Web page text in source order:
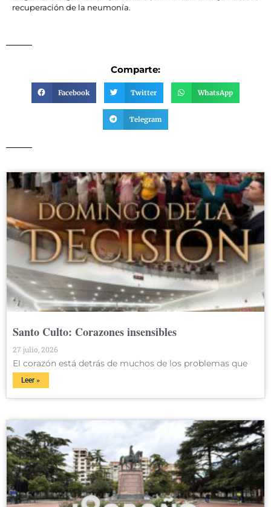
recuperación de la neumonía.
Comparte:
Facebook Twitter WhatsApp
Telegram
Santo Culto: Corazones insensibles
27 julio, 2026
El corazón está detrás de muchos de los problemas que
Leer »